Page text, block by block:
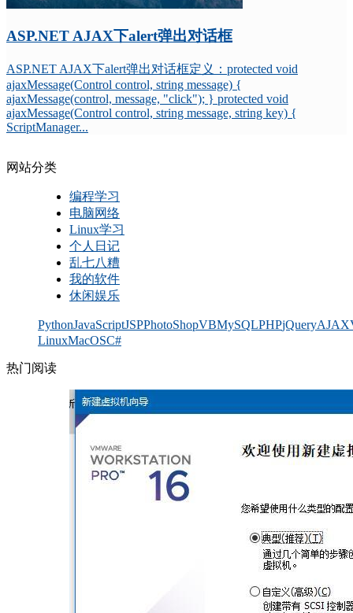
ASP.NET AJAX下alert弹出对话框
ASP.NET AJAX下alert弹出对话框定义：protected void
ajaxMessage(Control control, string message) {
ajaxMessage(control, message, "click"); } protected void
ajaxMessage(Control control, string message, string key) {
ScriptManager...
网站分类
编程学习
电脑网络
Linux学习
个人日记
乱七八糟
我的软件
休闲娱乐
PythonJavaScriptJSPPhotoShopVBMySQLPHPjQueryAJAX
LinuxMacOSC#
热门阅读